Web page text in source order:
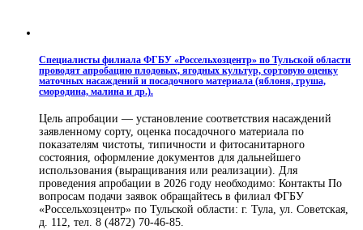
Специалисты филиала ФГБУ «Россельхозцентр» по Тульской области
проводят апробацию плодовых, ягодных культур, сортовую оценку
маточных насаждений и посадочного материала (яблоня, груша,
смородина, малина и др.).
Цель апробации — установление соответствия насаждений
заявленному сорту, оценка посадочного материала по
показателям чистоты, типичности и фитосанитарного
состояния, оформление документов для дальнейшего
использования (выращивания или реализации). Для
проведения апробации в 2026 году необходимо: Контакты По
вопросам подачи заявок обращайтесь в филиал ФГБУ
«Россельхозцентр» по Тульской области: г. Тула, ул. Советская,
д. 112, тел. 8 (4872) 70-46-85.